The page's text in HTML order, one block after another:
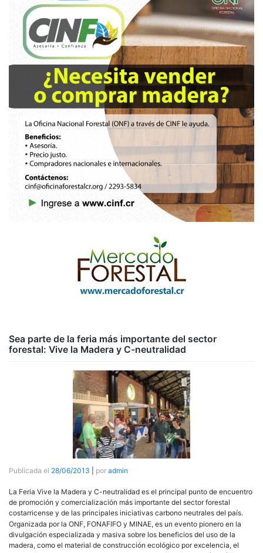
Sea parte de la feria más importante del sector
forestal: Vive la Madera y C-neutralidad
Publicada el 28/06/2013 por admin
La Feria Vive la Madera y C-neutralidad es el principal punto de encuentro
de promoción y comercialización más importante del sector forestal
costarricense y de las principales iniciativas carbono neutrales del país.
Organizada por la ONF, FONAFIFO y MINAE, es un evento pionero en la
divulgación especializada y masiva sobre los beneficios del uso de la
madera, como el material de construcción ecológico por excelencia, el